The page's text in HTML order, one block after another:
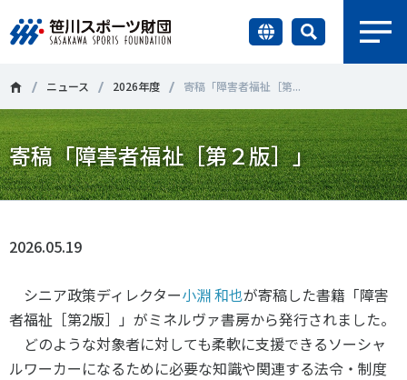
財団情報
研究員紹介
調査・研究
国際情報
知る学ぶ
＃誰が子どものスポーツをささえるのか ＃部活動
＃アクティブなまちづくり ＃日本人の身体活動と健康寿命
＃障害者スポーツ
調査・研究
ニュース 2026年度 寄稿「障害者福祉［第...
寄稿「障害者福祉［第２版］」
2026.05.19
シニア政策ディレクター小淵 和也が寄稿した書籍「障害
者福祉［第2版］」がミネルヴァ書房から発行されました。
どのような対象者に対しても柔軟に支援できるソーシャ
ルワーカーになるために必要な知識や関連する法令・制度